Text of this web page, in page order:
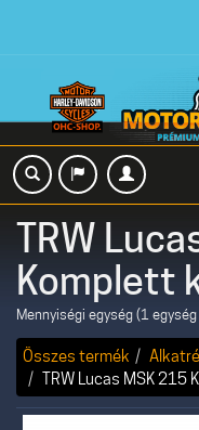
TRW
Komplett
Mennyiségi egység (1
Összes termék
TRW Lucas MSK 215